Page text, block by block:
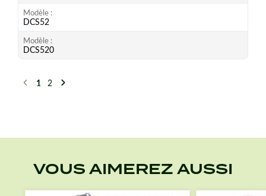
Modèle
DCS52
Modèle
DCS520
Précédent
1 2 Suivant
VOUS AIMEREZ AUSSI